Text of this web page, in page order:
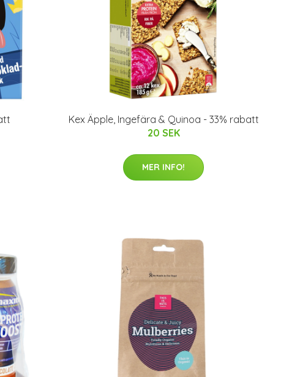
Kex Äpple, Ingefära & Quinoa - 33% rabatt
20 SEK
MER INFO!